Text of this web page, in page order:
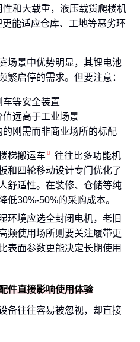
和大载重，液压载货爬楼机
能适应仓库、工地等恶劣环
场景中优势明显，其锂电池
繁启停的需求。但要注意：
等安全装置
远高于工业场景
刚需而非商业场所的标配
梯搬运车
往往比多功能机
和四轮移动设计专门优化了
舒适性。在装修、仓储等纯
低30%-50%的采购成本。
环境应选全封闭电机，老旧
频使用场所则要关注履带更
表面参数更能决定长期使用
件直接影响使用体验
备往往容易被忽视，却直接